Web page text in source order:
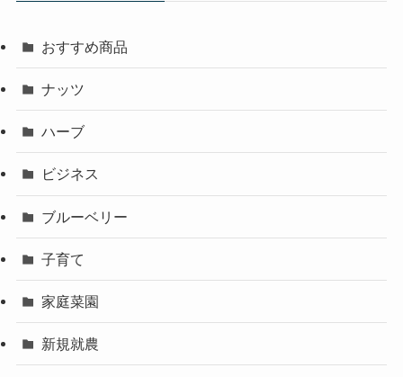
おすすめ商品
ナッツ
ハーブ
ビジネス
ブルーベリー
子育て
家庭菜園
新規就農